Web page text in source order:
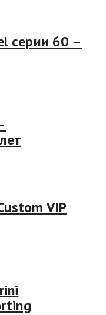
серии 60 –
VIP